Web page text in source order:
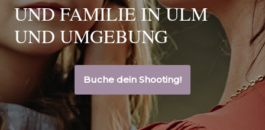
UND FAMILIE IN ULM
UND UMGEBUNG
Buche dein Shooting!